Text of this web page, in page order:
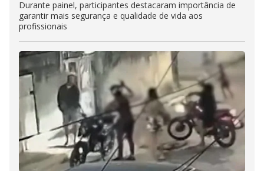
Durante painel, participantes destacaram importância de
garantir mais segurança e qualidade de vida aos
profissionais